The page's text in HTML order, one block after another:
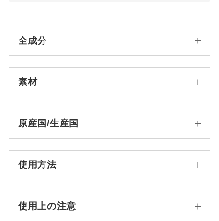
全成分
素材
原産国/生産国
使用方法
使用上の注意